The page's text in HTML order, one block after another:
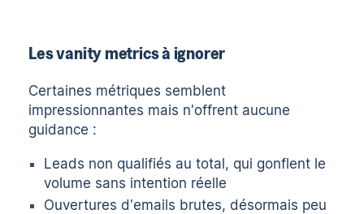
Les vanity metrics à ignorer
Certaines métriques semblent
impressionnantes mais n'offrent aucune
guidance :
Leads non qualifiés au total, qui gonflent le
volume sans intention réelle
Ouvertures d'emails brutes, désormais peu